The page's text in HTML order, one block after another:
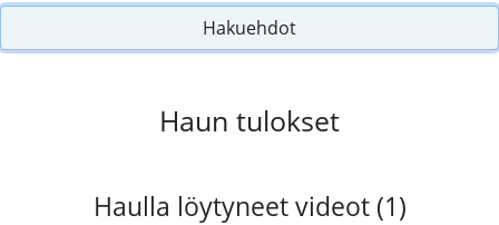
Hakuehdot
Haun tulokset
Haulla löytyneet videot (1)